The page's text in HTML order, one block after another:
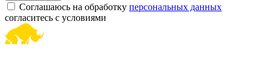
Соглашаюсь на обработку персональных данных
согласитесь с условиями